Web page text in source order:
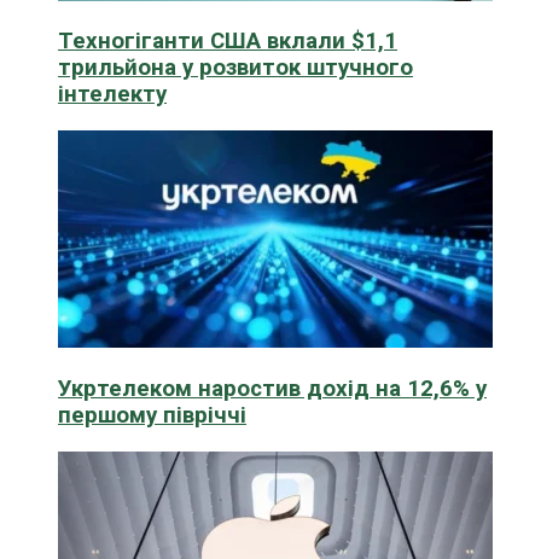
Техногіганти США вклали $1,1
трильйона у розвиток штучного
інтелекту
Укртелеком наростив дохід на 12,6% у
першому півріччі